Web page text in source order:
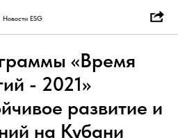
Новости ESG
«Время
- 2021»
развитие и
на Кубани